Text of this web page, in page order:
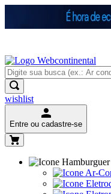
wishlist
Entre ou cadastre-se